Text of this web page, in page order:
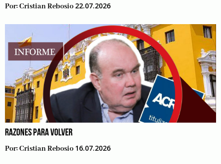
Por:Cristian Rebosio 22.07.2026
RAZONES PARA VOLVER
Por:Cristian Rebosio 16.07.2026